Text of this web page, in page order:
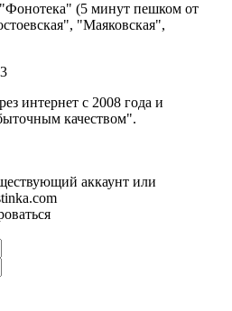
(5 минут пешком от
"Маяковская",
интернет c 2008 года и
качеством".
аккаунт или